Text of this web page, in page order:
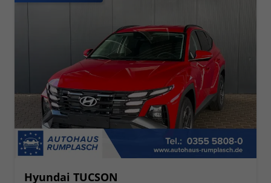
Hyundai TUCSON